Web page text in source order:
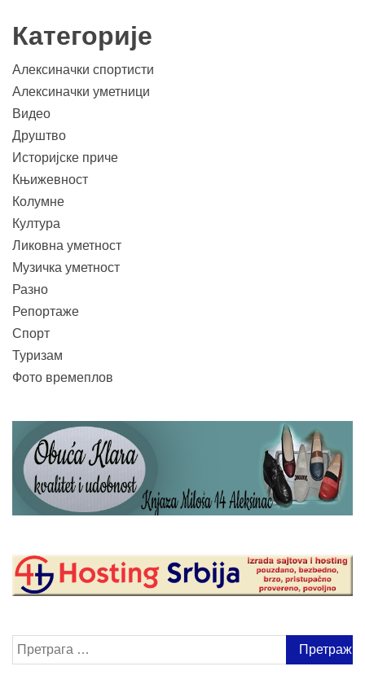
Категорије
Алексиначки спортисти
Алексиначки уметници
Видео
Друштво
Историјске приче
Књижевност
Колумне
Култура
Ликовна уметност
Музичка уметност
Разно
Репортаже
Спорт
Туризам
Фото времеплов
Претрага
за: